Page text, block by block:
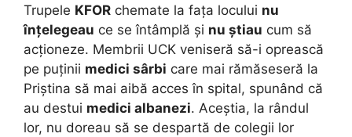
Trupele KFOR chemate la fața locului nu
înțelegeau ce se întâmplă și nu știau cum să
acționeze. Membrii UCK veniseră să-i oprească
pe puținii medici sârbi care mai rămăseseră la
Priștina să mai aibă acces în spital, spunând că
au destui medici albanezi. Aceștia, la rândul
lor, nu doreau să se despartă de colegii lor